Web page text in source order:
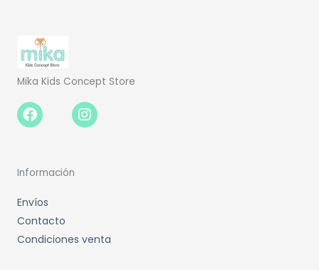
Mika Kids Concept Store
Facebook-
f
Instagram
Información
Envíos
Contacto
Condiciones venta